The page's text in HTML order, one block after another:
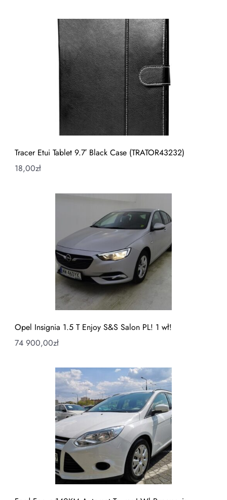
Tracer Etui Tablet 9.7′ Black Case (TRATOR43232)
18,00zł
Opel Insignia 1.5 T Enjoy S&S Salon PL! 1 wł!
74 900,00zł